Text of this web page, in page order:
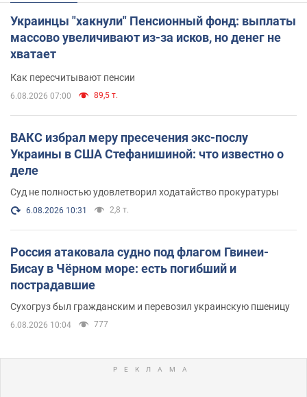
Украинцы "хакнули" Пенсионный фонд: выплаты
массово увеличивают из-за исков, но денег не
хватает
Как пересчитывают пенсии
6.08.2026 07:00 89,5 т.
ВАКС избрал меру пресечения экс-послу
Украины в США Стефанишиной: что известно о
деле
Суд не полностью удовлетворил ходатайство прокуратуры
6.08.2026 10:31 2,8 т.
Россия атаковала судно под флагом Гвинеи-
Бисау в Чёрном море: есть погибший и
пострадавшие
Сухогруз был гражданским и перевозил украинскую пшеницу
6.08.2026 10:04 777